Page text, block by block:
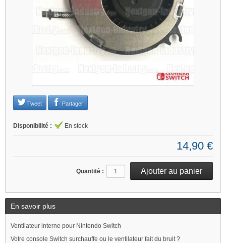
Je refuse
Changer mes préférences
Tweet Partager
Disponibilité : En stock
14,90 €
Quantité :
En savoir plus
Ventilateur interne pour Nintendo Switch
Votre console Switch surchauffe ou le ventilateur fait du bruit ?